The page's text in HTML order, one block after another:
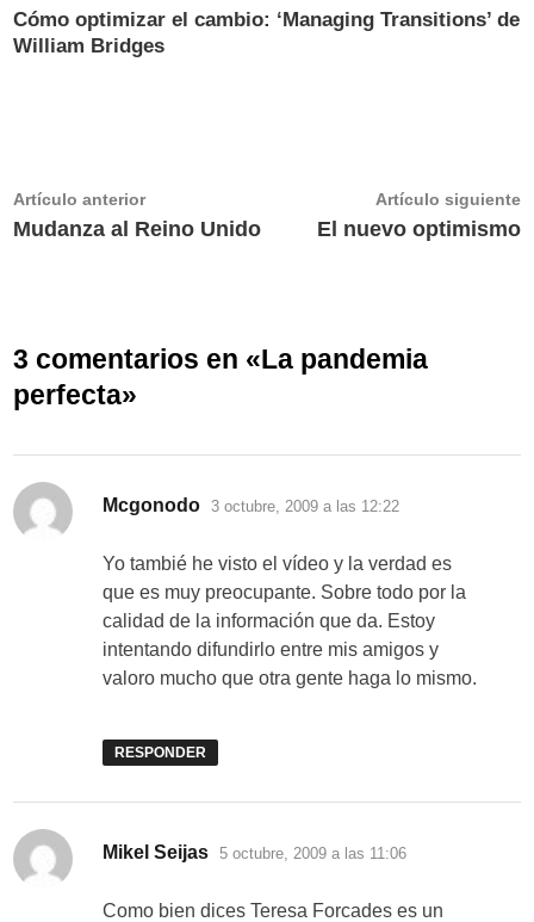
Cómo optimizar el cambio: ‘Managing Transitions’ de
William Bridges
Navegación
de
Artículo anteriorArtículo
anterior:
Mudanza al Reino Unido
Artículo siguiente
El nuevo optimismo
3 comentarios en «La pandemia
perfecta»
Mcgonodo dice:
3 octubre, 2009 a las 12:22
Yo tambié he visto el vídeo y la verdad es
que es muy preocupante. Sobre todo por la
calidad de la información que da. Estoy
intentando difundirlo entre mis amigos y
valoro mucho que otra gente haga lo mismo.
RESPONDER
Mikel Seijas dice:
5 octubre, 2009 a las 11:06
Como bien dices Teresa Forcades es un